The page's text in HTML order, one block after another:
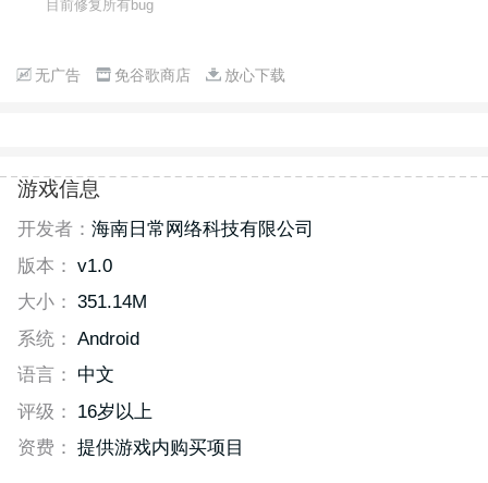
目前修复所有bug
无广告 免谷歌商店 放心下载
游戏信息
开发者： 海南日常网络科技有限公司
版本： v1.0
大小： 351.14M
系统： Android
语言：
中文
评级：
16岁以上
资费： 提供游戏内购买项目